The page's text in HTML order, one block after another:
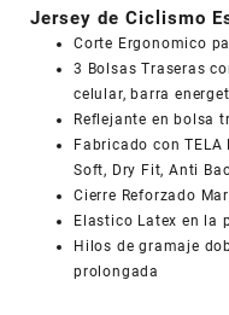
JDL574
cantidad
Jersey de Ciclismo
Corte Ergonomico
3 Bolsas Traseras
celular, barra
Reflejante en bolsa
Fabricado con
Soft, Dry Fit, Anti
Cierre Reforzado
Elastico Latex en la
Hilos de gramaje
prolongada